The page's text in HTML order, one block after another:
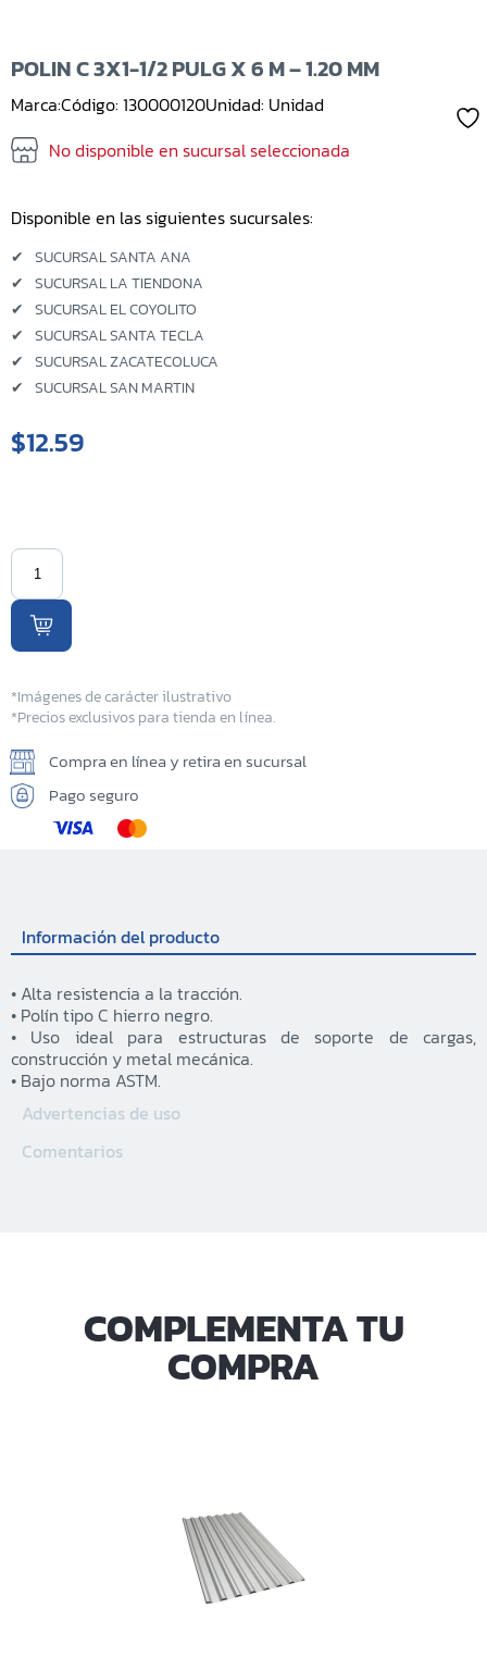
Sucursal Lourdes
Sucursal Usulutan
POLIN C 3X1-1/2 PULG X 6 M – 1.20 MM
Marca:Código: 130000120Unidad: Unidad
No disponible en sucursal seleccionada
Disponible en las siguientes sucursales:
✔ SUCURSAL SANTA ANA
✔ SUCURSAL LA TIENDONA
✔ SUCURSAL EL COYOLITO
✔ SUCURSAL SANTA TECLA
✔ SUCURSAL ZACATECOLUCA
✔ SUCURSAL SAN MARTIN
$12.59
*Imágenes de carácter ilustrativo
*Precios exclusivos para tienda en línea.
Compra en línea y retira en sucursal
Pago seguro
Información del producto
• Alta resistencia a la tracción.
• Polín tipo C hierro negro.
• Uso ideal para estructuras de soporte de cargas,
construcción y metal mecánica.
• Bajo norma ASTM.
Advertencias de uso
Comentarios
COMPLEMENTA TU
COMPRA